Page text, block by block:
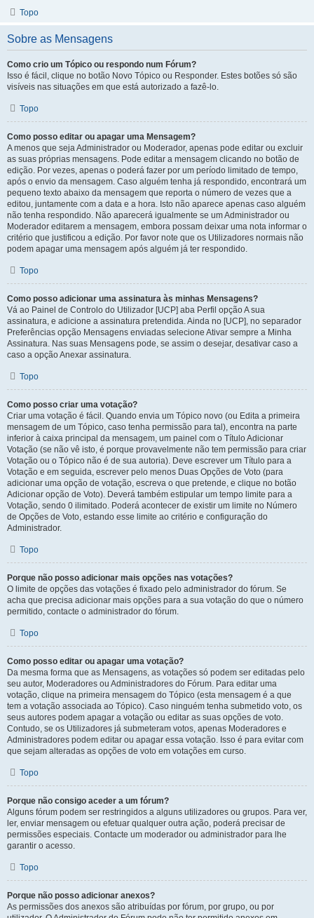
Topo
Sobre as Mensagens
Como crio um Tópico ou respondo num Fórum?
Isso é fácil, clique no botão Novo Tópico ou Responder. Estes botões só são
visíveis nas situações em que está autorizado a fazê-lo.
Topo
Como posso editar ou apagar uma Mensagem?
A menos que seja Administrador ou Moderador, apenas pode editar ou excluir
as suas próprias mensagens. Pode editar a mensagem clicando no botão de
edição. Por vezes, apenas o poderá fazer por um período limitado de tempo,
após o envio da mensagem. Caso alguém tenha já respondido, encontrará um
pequeno texto abaixo da mensagem que reporta o número de vezes que a
editou, juntamente com a data e a hora. Isto não aparece apenas caso alguém
não tenha respondido. Não aparecerá igualmente se um Administrador ou
Moderador editarem a mensagem, embora possam deixar uma nota informar o
critério que justificou a edição. Por favor note que os Utilizadores normais não
podem apagar uma mensagem após alguém já ter respondido.
Topo
Como posso adicionar uma assinatura às minhas Mensagens?
Vá ao Painel de Controlo do Utilizador [UCP] aba Perfil opção A sua
assinatura, e adicione a assinatura pretendida. Ainda no [UCP], no separador
Preferências opção Mensagens enviadas selecione Ativar sempre a Minha
Assinatura. Nas suas Mensagens pode, se assim o desejar, desativar caso a
caso a opção Anexar assinatura.
Topo
Como posso criar uma votação?
Criar uma votação é fácil. Quando envia um Tópico novo (ou Edita a primeira
mensagem de um Tópico, caso tenha permissão para tal), encontra na parte
inferior à caixa principal da mensagem, um painel com o Título Adicionar
Votação (se não vê isto, é porque provavelmente não tem permissão para criar
Votação ou o Tópico não é de sua autoria). Deve escrever um Título para a
Votação e em seguida, escrever pelo menos Duas Opções de Voto (para
adicionar uma opção de votação, escreva o que pretende, e clique no botão
Adicionar opção de Voto). Deverá também estipular um tempo limite para a
Votação, sendo 0 ilimitado. Poderá acontecer de existir um limite no Número
de Opções de Voto, estando esse limite ao critério e configuração do
Administrador.
Topo
Porque não posso adicionar mais opções nas votações?
O limite de opções das votações é fixado pelo administrador do fórum. Se
acha que precisa adicionar mais opções para a sua votação do que o número
permitido, contacte o administrador do fórum.
Topo
Como posso editar ou apagar uma votação?
Da mesma forma que as Mensagens, as votações só podem ser editadas pelo
seu autor, Moderadores ou Administradores do Fórum. Para editar uma
votação, clique na primeira mensagem do Tópico (esta mensagem é a que
tem a votação associada ao Tópico). Caso ninguém tenha submetido voto, os
seus autores podem apagar a votação ou editar as suas opções de voto.
Contudo, se os Utilizadores já submeteram votos, apenas Moderadores e
Administradores podem editar ou apagar essa votação. Isso é para evitar com
que sejam alteradas as opções de voto em votações em curso.
Topo
Porque não consigo aceder a um fórum?
Alguns fórum podem ser restringidos a alguns utilizadores ou grupos. Para ver,
ler, enviar mensagem ou efetuar qualquer outra ação, poderá precisar de
permissões especiais. Contacte um moderador ou administrador para lhe
garantir o acesso.
Topo
Porque não posso adicionar anexos?
As permissões dos anexos são atribuídas por fórum, por grupo, ou por